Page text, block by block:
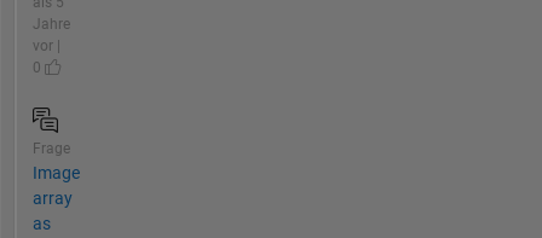
Jahre
vor |
0
Frage
Image
array
as